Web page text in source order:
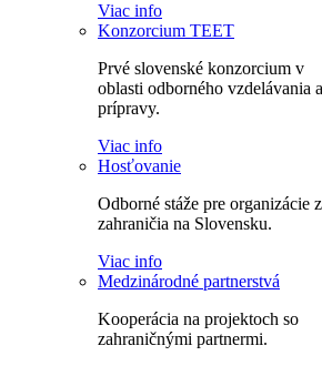
Viac info
Konzorcium TEET
Prvé slovenské konzorcium v
oblasti odborného vzdelávania a
prípravy.
Viac info
Hosťovanie
Odborné stáže pre organizácie
zahraničia na Slovensku.
Viac info
Medzinárodné partnerstvá
Kooperácia na projektoch so
zahraničnými partnermi.